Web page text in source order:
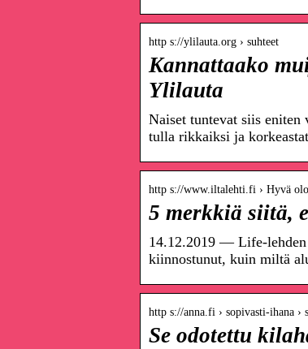
http s://ylilauta.org › suhteet
Kannattaako
Ylilauta
Naiset tuntevat siis
tulla rikkaiksi ja
http s://www.iltalehti.fi › Hyvä olo
5 merkkiä siitä,
14.12.2019 — Life-
kiinnostunut, kuin miltä
http s://anna.fi › sopivasti-ihana ›
Se odotettu